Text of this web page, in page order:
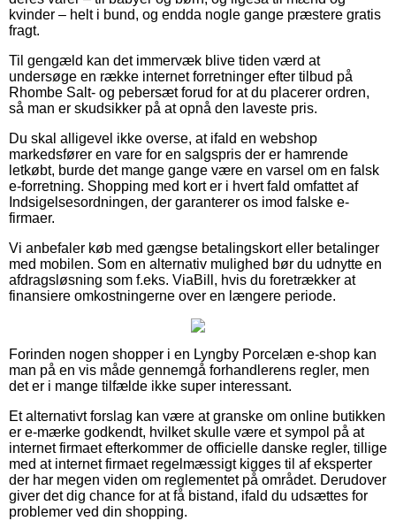
kvinder – helt i bund, og endda nogle gange præstere gratis
fragt.
Til gengæld kan det immervæk blive tiden værd at
undersøge en række internet forretninger efter tilbud på
Rhombe Salt- og pebersæt forud for at du placerer ordren,
så man er skudsikker på at opnå den laveste pris.
Du skal alligevel ikke overse, at ifald en webshop
markedsfører en vare for en salgspris der er hamrende
letkøbt, burde det mange gange være en varsel om en falsk
e-forretning. Shopping med kort er i hvert fald omfattet af
Indsigelsesordningen, der garanterer os imod falske e-
firmaer.
Vi anbefaler køb med gængse betalingskort eller betalinger
med mobilen. Som en alternativ mulighed bør du udnytte en
afdragsløsning som f.eks. ViaBill, hvis du foretrækker at
finansiere omkostningerne over en længere periode.
Forinden nogen shopper i en Lyngby Porcelæn e-shop kan
man på en vis måde gennemgå forhandlerens regler, men
det er i mange tilfælde ikke super interessant.
Et alternativt forslag kan være at granske om online butikken
er e-mærke godkendt, hvilket skulle være et sympol på at
internet firmaet efterkommer de officielle danske regler, tillige
med at internet firmaet regelmæssigt kigges til af eksperter
der har megen viden om reglementet på området. Derudover
giver det dig chance for at få bistand, ifald du udsættes for
problemer ved din shopping.